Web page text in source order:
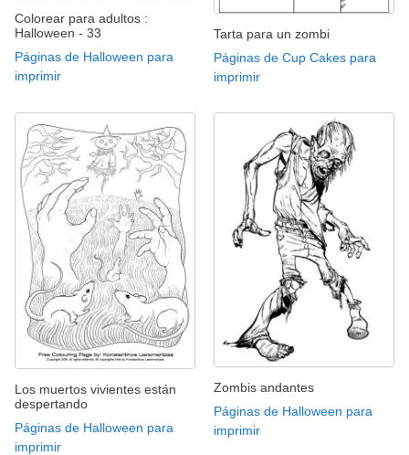
Colorear para adultos :
Halloween - 33
Páginas de Halloween para
imprimir
Tarta para un zombi
Páginas de Cup Cakes para
imprimir
Los muertos vivientes están
despertando
Páginas de Halloween para
imprimir
Zombis andantes
Páginas de Halloween para
imprimir